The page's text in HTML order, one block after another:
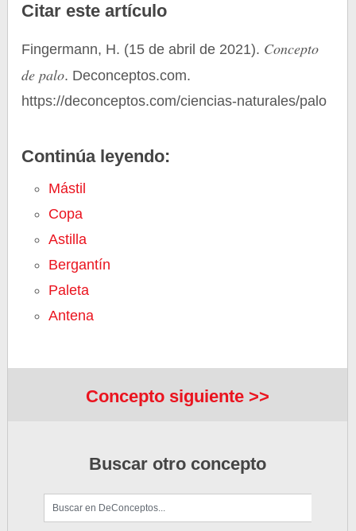
Citar este artículo
Fingermann, H. (15 de abril de 2021). Concepto
de palo. Deconceptos.com.
https://deconceptos.com/ciencias-naturales/palo
Continúa leyendo:
Mástil
Copa
Astilla
Bergantín
Paleta
Antena
Concepto siguiente >>
Buscar otro concepto